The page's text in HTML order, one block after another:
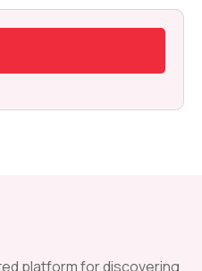
platform for discovering